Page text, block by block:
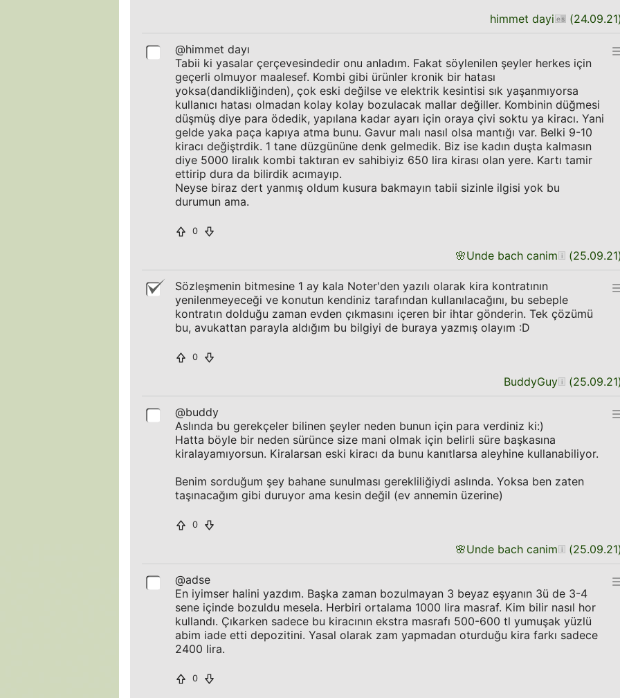
himmet dayi (24.09.21
@himmet dayı
Tabii ki yasalar çerçevesindedir onu anladım. Fakat söylenilen şeyler herkes için
geçerli olmuyor maalesef. Kombi gibi ürünler kronik bir hatası
yoksa(dandikliğinden), çok eski değilse ve elektrik kesintisi sık yaşanmıyorsa
kullanıcı hatası olmadan kolay kolay bozulacak mallar değiller. Kombinin düğmesi
düşmüş diye para ödedik, yapılana kadar ayarı için oraya çivi soktu ya kiracı. Yani
gelde yaka paça kapıya atma bunu. Gavur malı nasıl olsa mantığı var. Belki 9-10
kiracı değiştrdik. 1 tane düzgününe denk gelmedik. Biz ise kadın duşta kalmasın
diye 5000 liralık kombi taktıran ev sahibiyiz 650 lira kirası olan yere. Kartı tamir
ettirip dura da bilirdik acımayıp.
Neyse biraz dert yanmış oldum kusura bakmayın tabii sizinle ilgisi yok bu
durumun ama.
0
🌸Unde bach canim (25.09.21
Sözleşmenin bitmesine 1 ay kala Noter'den yazılı olarak kira kontratının
yenilenmeyeceği ve konutun kendiniz tarafından kullanılacağını, bu sebeple
kontratın dolduğu zaman evden çıkmasını içeren bir ihtar gönderin. Tek çözümü
bu, avukattan parayla aldığım bu bilgiyi de buraya yazmış olayım :D
0
BuddyGuy (25.09.21
@buddy
Aslında bu gerekçeler bilinen şeyler neden bunun için para verdiniz ki:)
Hatta böyle bir neden sürünce size mani olmak için belirli süre başkasına
kiralayamıyorsun. Kiralarsan eski kiracı da bunu kanıtlarsa aleyhine kullanabiliyor.
Benim sorduğum şey bahane sunulması gerekliliğiydi aslında. Yoksa ben zaten
taşınacağım gibi duruyor ama kesin değil (ev annemin üzerine)
0
🌸Unde bach canim (25.09.21
@adse
En iyimser halini yazdım. Başka zaman bozulmayan 3 beyaz eşyanın 3ü de 3-4
sene içinde bozuldu mesela. Herbiri ortalama 1000 lira masraf. Kim bilir nasıl hor
kullandı. Çıkarken sadece bu kiracının ekstra masrafı 500-600 tl yumuşak yüzlü
abim iade etti depozitini. Yasal olarak zam yapmadan oturduğu kira farkı sadece
2400 lira.
0